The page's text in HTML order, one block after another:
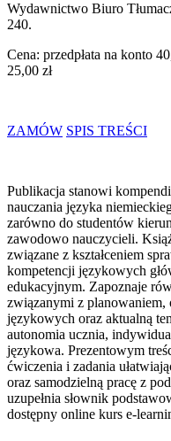
Wydawnictwo Biuro
240.
Cena: przedpłata na konto
25,00 zł
ZAMÓW SPIS TREŚCI
Publikacja stanowi
nauczania języka
zarówno do studentów
zawodowo nauczycieli.
związane z kształceniem
kompetencji językowych
edukacyjnym. Zapoznaje
związanymi z planowaniem,
językowych oraz aktualną
autonomia ucznia,
językowa. Prezentowym
ćwiczenia i zadania
oraz samodzielną pracę z
uzupełnia słownik
dostępny online kurs e-